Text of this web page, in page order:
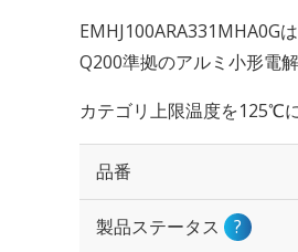
EMHJ100ARA331MHA0G
Q200準拠のアルミ小形電
カテゴリ上限温度を125℃
品番
製品ステータス ?